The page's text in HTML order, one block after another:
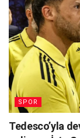
SPOR
Tedesco’yla